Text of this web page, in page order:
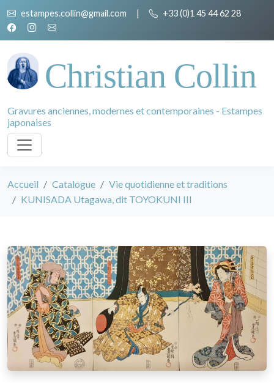
estampes.collin@gmail.com | +33 (0)1 45 44 62 28
Christian Collin
Gravures anciennes, modernes et contemporaines - Estampes
japonaises
Accueil Catalogue
Vie quotidienne et traditions
KUNISADA Utagawa, dit TOYOKUNI III